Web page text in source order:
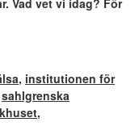
Vad vet vi idag? För
, institutionen för
sahlgrenska
,